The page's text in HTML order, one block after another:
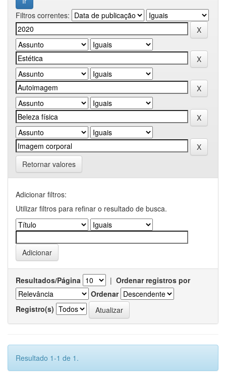
Filtros correntes:
Retornar valores
Adicionar filtros:
Utilizar filtros para refinar o resultado de busca.
Resultados/Página | Ordenar registros por
Ordenar
Registro(s)
Resultado 1-1 de 1.